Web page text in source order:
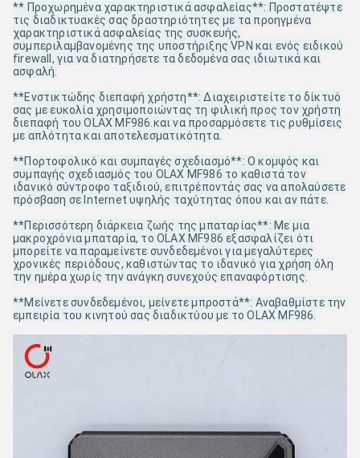
** Προχωρημένα χαρακτηριστικά ασφαλείας**: Προστατέψτε
τις διαδικτυακές σας δραστηριότητες με τα προηγμένα
χαρακτηριστικά ασφαλείας της συσκευής,
συμπεριλαμβανομένης της υποστήριξης VPN και ενός ειδικού
firewall, για να διατηρήσετε τα δεδομένα σας ιδιωτικά και
ασφαλή.
**Ενστικτώδης διεπαφή χρήστη**: Διαχειριστείτε το δίκτυό
σας με ευκολία χρησιμοποιώντας τη φιλική προς τον χρήστη
διεπαφή του OLAX MF986.και να προσαρμόσετε τις ρυθμίσεις
με απλότητα και αποτελεσματικότητα.
**Πορτοφολικό και συμπαγές σχεδιασμό**: Ο κομψός και
συμπαγής σχεδιασμός του OLAX MF986 το καθιστά τον
ιδανικό σύντροφο ταξιδιού, επιτρέποντάς σας να απολαύσετε
πρόσβαση σε Internet υψηλής ταχύτητας όπου και αν πάτε.
**Περισσότερη διάρκεια ζωής της μπαταρίας**: Με μια
μακροχρόνια μπαταρία, το OLAX MF986 εξασφαλίζει ότι
μπορείτε να παραμείνετε συνδεδεμένοι για μεγαλύτερες
χρονικές περιόδους, καθιστώντας το ιδανικό για χρήση όλη
την ημέρα χωρίς την ανάγκη συνεχούς επαναφόρτισης.
**Μείνετε συνδεδεμένοι, μείνετε μπροστά**: Αναβαθμίστε την
εμπειρία του κινητού σας διαδικτύου με το OLAX MF986.